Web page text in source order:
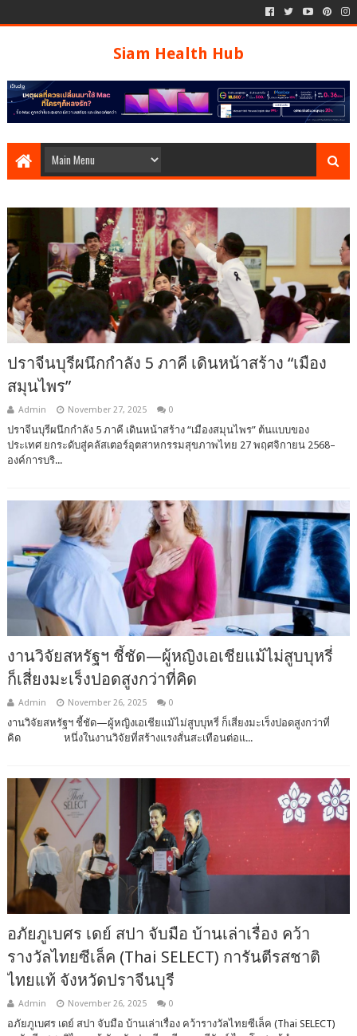
Siam Health Hub
ปราจีนบุรีผนึกกำลัง 5 ภาคี เดินหน้าสร้าง “เมือง
สมุนไพร”
Admin November 27, 2025 0
ปราจีนบุรีผนึกกำลัง 5 ภาคี เดินหน้าสร้าง “เมืองสมุนไพร” ต้นแบบของ
ประเทศ ยกระดับสู่คลัสเตอร์อุตสาหกรรมสุขภาพไทย 27 พฤศจิกายน 2568–
องค์การบริ...
งานวิจัยสหรัฐฯ ชี้ชัด—ผู้หญิงเอเชียแม้ไม่สูบบุหรี่
ก็เสี่ยงมะเร็งปอดสูงกว่าที่คิด
Admin November 26, 2025 0
งานวิจัยสหรัฐฯ ชี้ชัด—ผู้หญิงเอเชียแม้ไม่สูบบุหรี่ ก็เสี่ยงมะเร็งปอดสูงกว่าที่
คิด หนึ่งในงานวิจัยที่สร้างแรงสั่นสะเทือนต่อแ...
อภัยภูเบศร เดย์ สปา จับมือ บ้านเล่าเรื่อง คว้า
รางวัลไทยซีเล็ค (Thai SELECT) การันตีรสชาติ
ไทยแท้ จังหวัดปราจีนบุรี
Admin November 26, 2025 0
อภัยภูเบศร เดย์ สปา จับมือ บ้านเล่าเรื่อง คว้ารางวัลไทยซีเล็ค (Thai SELECT)